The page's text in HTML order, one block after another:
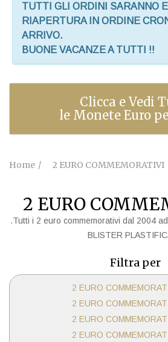
TUTTI GLI ORDINI SARANNO
RIAPERTURA IN ORDINE
ARRIVO.
BUONE VACANZE A TUTTI !!
Clicca e Vedi
le Monete Euro
Home 2 EURO COMMEMORATIVI
2 EURO
.Tutti i 2 euro commemorativi dal 2004
BLISTER
Filtra per
2 EURO
2 EURO
2 EURO
2 EURO